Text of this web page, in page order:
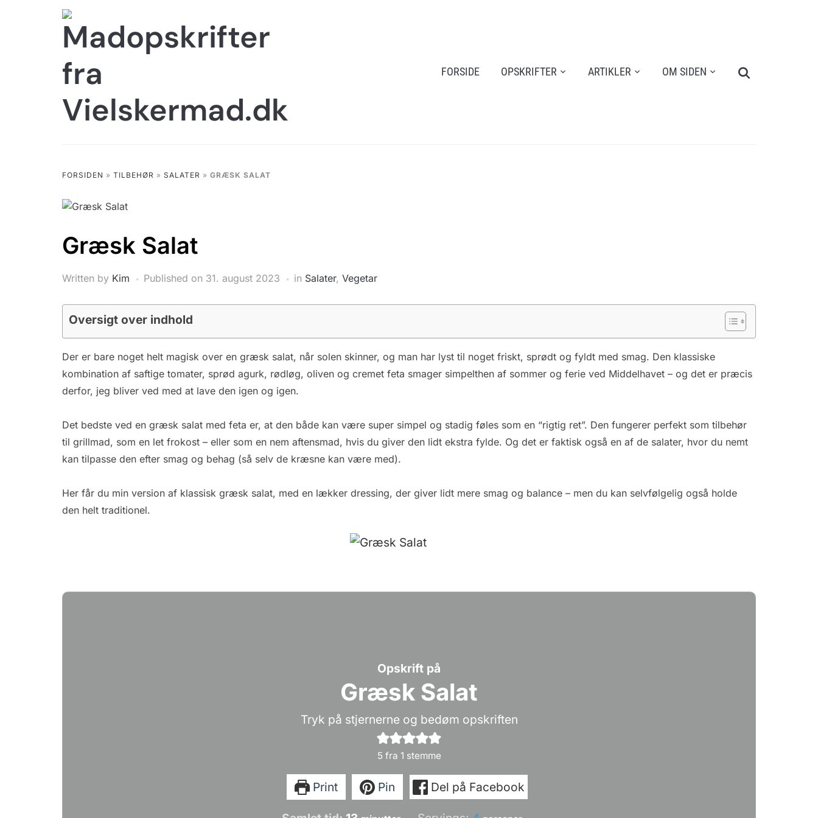
FORSIDE OPSKRIFTER ARTIKLER OM SIDEN
Search
FORSIDEN » TILBEHØR » SALATER » GRÆSK SALAT
Græsk Salat
Written by Kim Published on 31. august 2023 in Salater, Vegetar
Oversigt over indhold
Der er bare noget helt magisk over en græsk salat, når solen skinner, og man har lyst til noget friskt, sprødt og fyldt med smag. Den klassiske
kombination af saftige tomater, sprød agurk, rødløg, oliven og cremet feta smager simpelthen af sommer og ferie ved Middelhavet – og det er præcis
derfor, jeg bliver ved med at lave den igen og igen.
Det bedste ved en græsk salat med feta er, at den både kan være super simpel og stadig føles som en “rigtig ret”. Den fungerer perfekt som tilbehør
til grillmad, som en let frokost – eller som en nem aftensmad, hvis du giver den lidt ekstra fylde. Og det er faktisk også en af de salater, hvor du nemt
kan tilpasse den efter smag og behag (så selv de kræsne kan være med).
Her får du min version af klassisk græsk salat, med en lækker dressing, der giver lidt mere smag og balance – men du kan selvfølgelig også holde
den helt traditionel.
Opskrift på
Græsk Salat
Tryk på stjernerne og bedøm opskriften
5 fra 1 stemme
Print Pin Del på Facebook